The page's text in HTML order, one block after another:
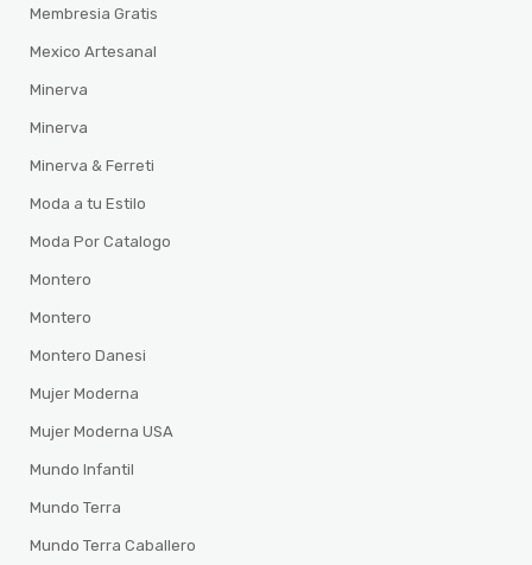
Membresia Gratis
Mexico Artesanal
Minerva
Minerva
Minerva & Ferreti
Moda a tu Estilo
Moda Por Catalogo
Montero
Montero
Montero Danesi
Mujer Moderna
Mujer Moderna USA
Mundo Infantil
Mundo Terra
Mundo Terra Caballero